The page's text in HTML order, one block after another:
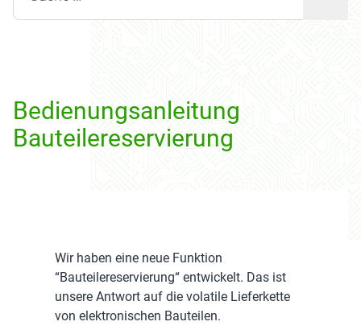
Bedienungsanleitung
Bauteilereservierung
Wir haben eine neue Funktion
“Bauteilereservierung“ entwickelt. Das ist
unsere Antwort auf die volatile Lieferkette
von elektronischen Bauteilen.